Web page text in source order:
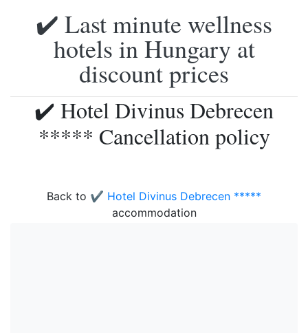
✔️ Last minute wellness
hotels in Hungary at
discount prices
✔️ Hotel Divinus Debrecen
***** Cancellation policy
Back to ✔️ Hotel Divinus Debrecen *****
accommodation